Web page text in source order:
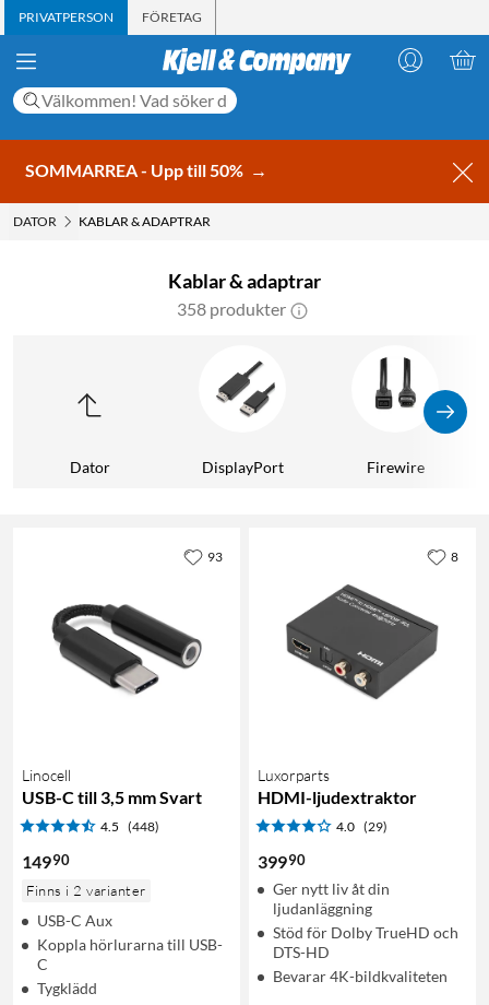
PRIVATPERSON FÖRETAG
SOMMARREA - Upp till 50% →
DATOR KABLAR & ADAPTRAR
Kablar & adaptrar
358 produkter
Dator DisplayPort Firewire
Linocell
USB-C till 3,5 mm Svart
4.5 (448)
14990
Finns i 2 varianter
USB-C Aux
Koppla hörlurarna till USB-
C
Tygklädd
93
Luxorparts
HDMI-ljudextraktor
4.0 (29)
39990
Ger nytt liv åt din
ljudanläggning
Stöd för Dolby TrueHD och
DTS-HD
Bevarar 4K-bildkvaliteten
8